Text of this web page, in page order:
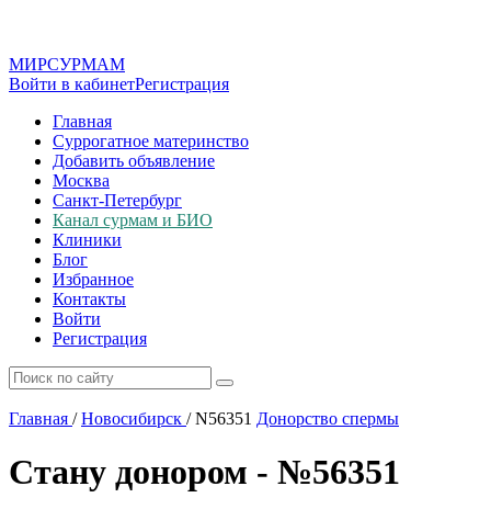
МИРСУРМАМ
Войти в кабинетРегистрация
Главная
Суррогатное материнство
Добавить объявление
Москва
Санкт-Петербург
Канал сурмам и БИО
Клиники
Блог
Избранное
Контакты
Войти
Регистрация
Главная / Новосибирск /N56351 Донорство спермы
Стану донором - №56351